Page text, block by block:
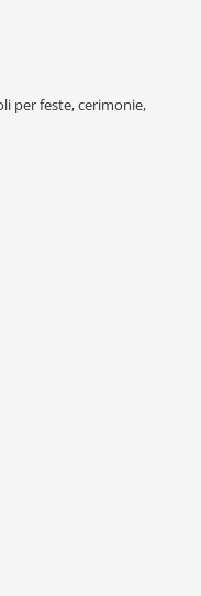
per feste, cerimonie,